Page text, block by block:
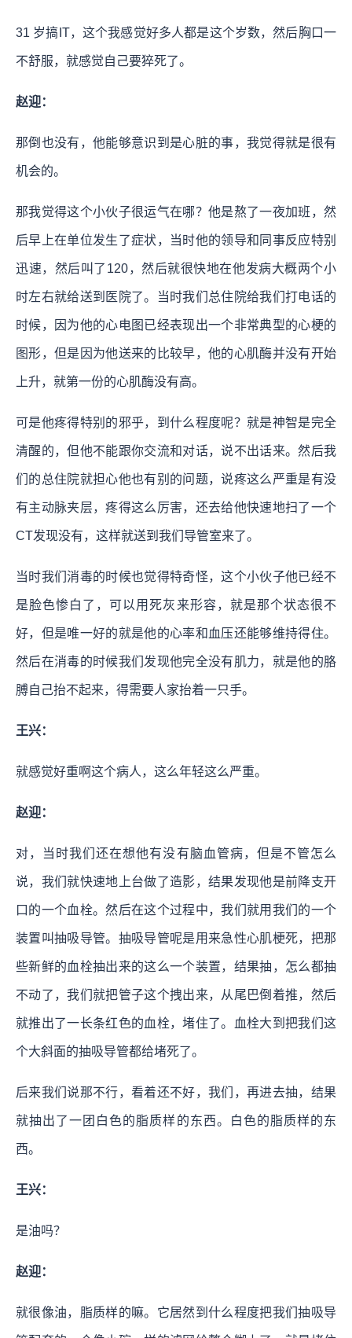
31 岁搞IT，这个我感觉好多人都是这个岁数，然后胸口一
不舒服，就感觉自己要猝死了。
赵迎：
那倒也没有，他能够意识到是心脏的事，我觉得就是很有
机会的。
那我觉得这个小伙子很运气在哪？他是熬了一夜加班，然
后早上在单位发生了症状，当时他的领导和同事反应特别
迅速，然后叫了120，然后就很快地在他发病大概两个小
时左右就给送到医院了。当时我们总住院给我们打电话的
时候，因为他的心电图已经表现出一个非常典型的心梗的
图形，但是因为他送来的比较早，他的心肌酶并没有开始
上升，就第一份的心肌酶没有高。
可是他疼得特别的邪乎，到什么程度呢？就是神智是完全
清醒的，但他不能跟你交流和对话，说不出话来。然后我
们的总住院就担心他也有别的问题，说疼这么严重是有没
有主动脉夹层，疼得这么厉害，还去给他快速地扫了一个
CT发现没有，这样就送到我们导管室来了。
当时我们消毒的时候也觉得特奇怪，这个小伙子他已经不
是脸色惨白了，可以用死灰来形容，就是那个状态很不
好，但是唯一好的就是他的心率和血压还能够维持得住。
然后在消毒的时候我们发现他完全没有肌力，就是他的胳
膊自己抬不起来，得需要人家抬着一只手。
王兴：
就感觉好重啊这个病人，这么年轻这么严重。
赵迎：
对，当时我们还在想他有没有脑血管病，但是不管怎么
说，我们就快速地上台做了造影，结果发现他是前降支开
口的一个血栓。然后在这个过程中，我们就用我们的一个
装置叫抽吸导管。抽吸导管呢是用来急性心肌梗死，把那
些新鲜的血栓抽出来的这么一个装置，结果抽，怎么都抽
不动了，我们就把管子这个拽出来，从尾巴倒着推，然后
就推出了一长条红色的血栓，堵住了。血栓大到把我们这
个大斜面的抽吸导管都给堵死了。
后来我们说那不行，看着还不好，我们，再进去抽，结果
就抽出了一团白色的脂质样的东西。白色的脂质样的东
西。
王兴：
是油吗？
赵迎：
就很像油，脂质样的嘛。它居然到什么程度把我们抽吸导